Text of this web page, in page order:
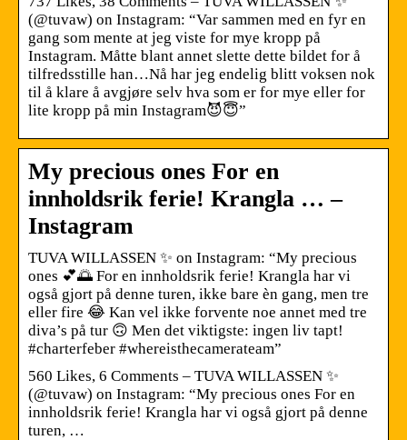
(@tuvaw) on Instagram: “Var sammen med en fyr en
gang som mente at jeg viste for mye kropp på
Instagram. Måtte blant annet slette dette bildet for å
tilfredsstille han…Nå har jeg endelig blitt voksen nok
til å klare å avgjøre selv hva som er for mye eller for
lite kropp på min Instagram😈😇”
My precious ones For en
innholdsrik ferie! Krangla … –
Instagram
TUVA WILLASSEN ✨ on Instagram: “My precious
ones 💕🌅 For en innholdsrik ferie! Krangla har vi
også gjort på denne turen, ikke bare èn gang, men tre
eller fire 😂 Kan vel ikke forvente noe annet med tre
diva’s på tur 🙃 Men det viktigste: ingen liv tapt!
#charterfeber #whereisthecamerateam”
560 Likes, 6 Comments – TUVA WILLASSEN ✨
(@tuvaw) on Instagram: “My precious ones For en
innholdsrik ferie! Krangla har vi også gjort på denne
turen, …